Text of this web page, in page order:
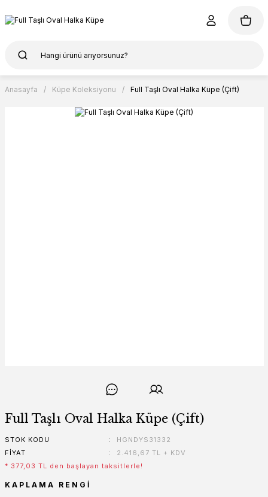
Anasayfa Küpe Koleksiyonu Full Taşlı Oval Halka Küpe (Çift)
Full Taşlı Oval Halka Küpe (Çift)
STOK KODU
HGNDYS31332
FIYAT
2.416,67 TL + KDV
* 377,03 TL den başlayan taksitlerle!
KAPLAMA RENGI